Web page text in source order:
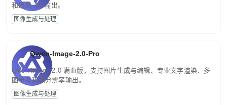
和最高 4K 输出。
图像生成与处理
Qwen-Image-2.0-Pro
Qwen-Image-2.0 满血版，支持图片生成与编辑、专业文字渲染、多
图参考和高分辨率输出。
图像生成与处理